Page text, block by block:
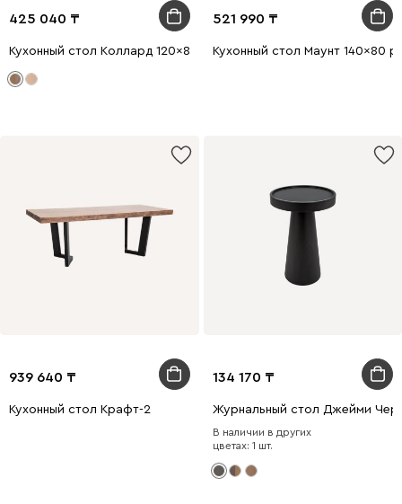
425 040
Кухонный стол Коллард 120x80 раскладной Ореx
521 990
Кухонный стол Маунт 140x80
939 640
Кухонный стол Крафт-2
134 170
Журнальный стол Джейми
В наличии в других
цветах: 1 шт.